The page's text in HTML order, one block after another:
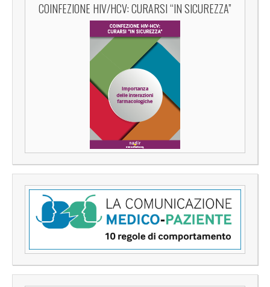
COINFEZIONE HIV/HCV: CURARSI “IN SICUREZZA”